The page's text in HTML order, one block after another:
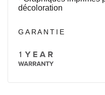
décoloration
GARANTIE